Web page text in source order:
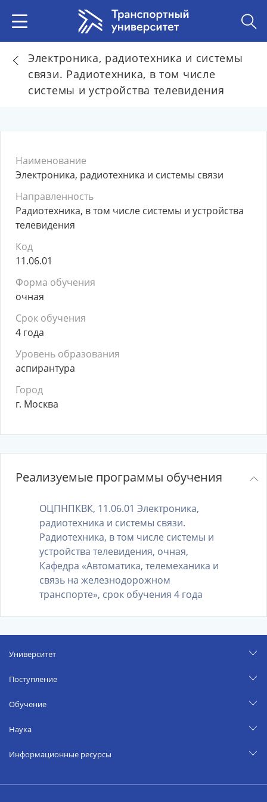
Электроника, радиотехника и системы
связи. Радиотехника, в том числе
системы и устройства телевидения
Наименование
Электроника, радиотехника и системы связи
Направленность
Радиотехника, в том числе системы и устройства
телевидения
Код
11.06.01
Форма обучения
очная
Срок обучения
4 года
Уровень образования
аспирантура
Город
г. Москва
Реализуемые программы обучения
ОЦПНПКВК, 11.06.01 Электроника,
радиотехника и системы связи.
Радиотехника, в том числе системы и
устройства телевидения, очная,
Кафедра «Автоматика, телемеханика и
связь на железнодорожном
транспорте», срок обучения 4 года
Университет
Поступление
Обучение
Наука
Информационные ресурсы